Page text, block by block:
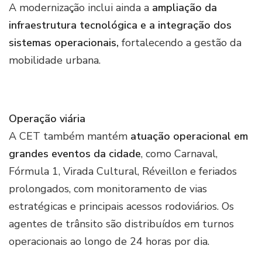
A modernização inclui ainda a ampliação da
infraestrutura tecnológica e a integração dos
sistemas operacionais, fortalecendo a gestão da
mobilidade urbana.
Operação viária
A CET também mantém atuação operacional em
grandes eventos da cidade, como Carnaval,
Fórmula 1, Virada Cultural, Réveillon e feriados
prolongados, com monitoramento de vias
estratégicas e principais acessos rodoviários. Os
agentes de trânsito são distribuídos em turnos
operacionais ao longo de 24 horas por dia.